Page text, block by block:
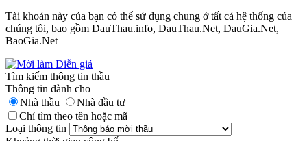
Tài khoản này của bạn có thể sử dụng chung ở tất cả hệ thống của
chúng tôi, bao gồm DauThau.info, DauThau.Net, DauGia.Net,
BaoGia.Net
Tìm kiếm thông tin thầu
Thông tin dành cho
Nhà thầu
Nhà đầu tư
Chỉ tìm theo tên hoặc mã
Loại thông tin